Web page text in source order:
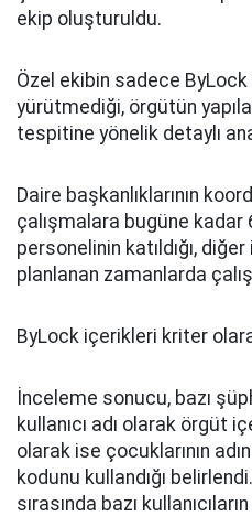
ekip oluşturuldu.
Özel ekibin sadece
yürütmediği, örgütün
tespitine yönelik detaylı
Daire başkanlıklarının
çalışmalara bugüne kadar
personelinin katıldığı,
planlanan zamanlarda
ByLock içerikleri kriter
İnceleme sonucu, bazı
kullanıcı adı olarak örgüt
olarak ise çocuklarının
kodunu kullandığı
sırasında bazı